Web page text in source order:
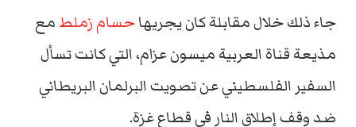
جاء ذلك خلال مقابلة كان يجريهاحسام زملط مع
مذيعة قناة العربية ميسون عزام، التي كانت تسأل
السفير الفلسطيني عن تصويت البرلمان البريطاني
ضد وقف إطلاق النار في قطاع غزة.